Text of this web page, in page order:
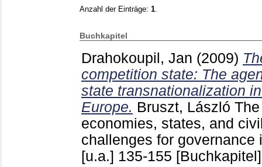
Anzahl der Einträge: 1
Buchkapitel
Drahokoupil, Jan (2009)
competition state: The
state transnationalization
Europe. Bruszt, László
economies, states, and
challenges for governance
[u.a.] 135-155 [Buchkapitel]